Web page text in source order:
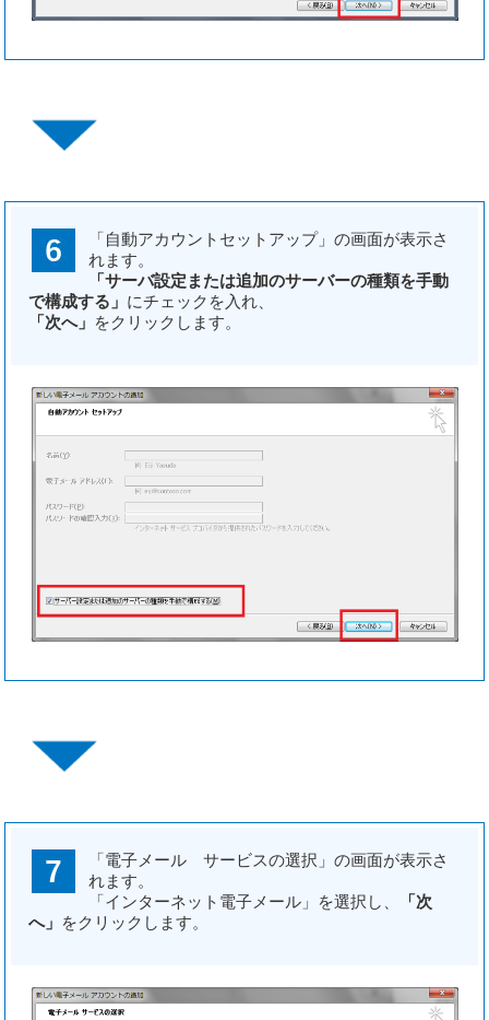
「自動アカウントセットアップ」の画面が表示さ
れます。
「サーバ設定または追加のサーバーの種類を手動
で構成する」 にチェックを入れ、
「次へ」 をクリックします。
「電子メール サービスの選択」の画面が表示さ
れます。
「インターネット電子メール」を選択し、
「次
へ」 をクリックします。